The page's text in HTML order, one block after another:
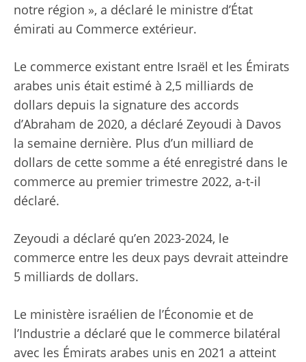
notre région », a déclaré le ministre d’État
émirati au Commerce extérieur.
Le commerce existant entre Israël et les Émirats
arabes unis était estimé à 2,5 milliards de
dollars depuis la signature des accords
d’Abraham de 2020, a déclaré Zeyoudi à Davos
la semaine dernière. Plus d’un milliard de
dollars de cette somme a été enregistré dans le
commerce au premier trimestre 2022, a-t-il
déclaré.
Zeyoudi a déclaré qu’en 2023-2024, le
commerce entre les deux pays devrait atteindre
5 milliards de dollars.
Le ministère israélien de l’Économie et de
l’Industrie a déclaré que le commerce bilatéral
avec les Émirats arabes unis en 2021 a atteint